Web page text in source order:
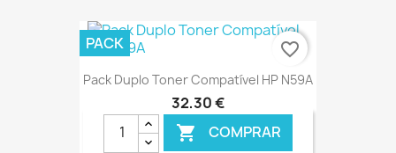
€ ONLINE
Pack Duplo Toner Compatível HP N59A
32,30 €
 COMPRAR
PACK favorite_border